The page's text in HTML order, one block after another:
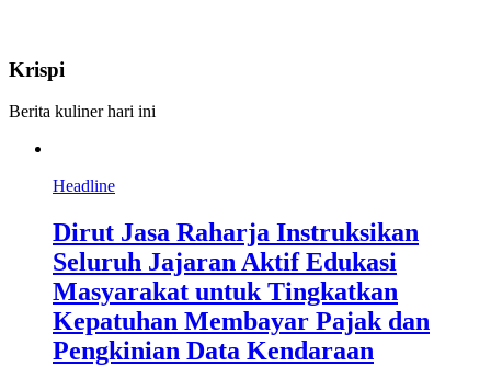
Krispi
Berita kuliner hari ini
Headline
Dirut Jasa Raharja Instruksikan
Seluruh Jajaran Aktif Edukasi
Masyarakat untuk Tingkatkan
Kepatuhan Membayar Pajak dan
Pengkinian Data Kendaraan